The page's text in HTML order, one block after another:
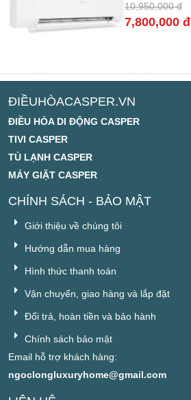
10,950,000 đ
7,800,000 đ
ĐIỀUHÒACASPER.VN
ĐIỀU HÒA DI ĐỘNG CASPER
TIVI CASPER
TỦ LẠNH CASPER
MÁY GIẶT CASPER
CHÍNH SÁCH - BẢO MẬT
Giới thiệu về chúng tôi
Hướng dẫn mua hàng
Hình thức thanh toán
Vận chuyển, giao hàng và lắp đặt
Đổi trả, hoàn tiền và bảo hành
Chính sách bảo mật
Email hỗ trợ khách hàng:
ngoclongluxuryhome@gmail.com